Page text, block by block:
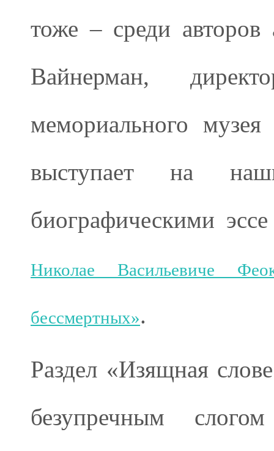
тоже – среди авторов
Вайнерман,
мемориального
выступает на
биографическими
Николае Васильевиче
бессмертных».
Раздел «Изящная
безупречным